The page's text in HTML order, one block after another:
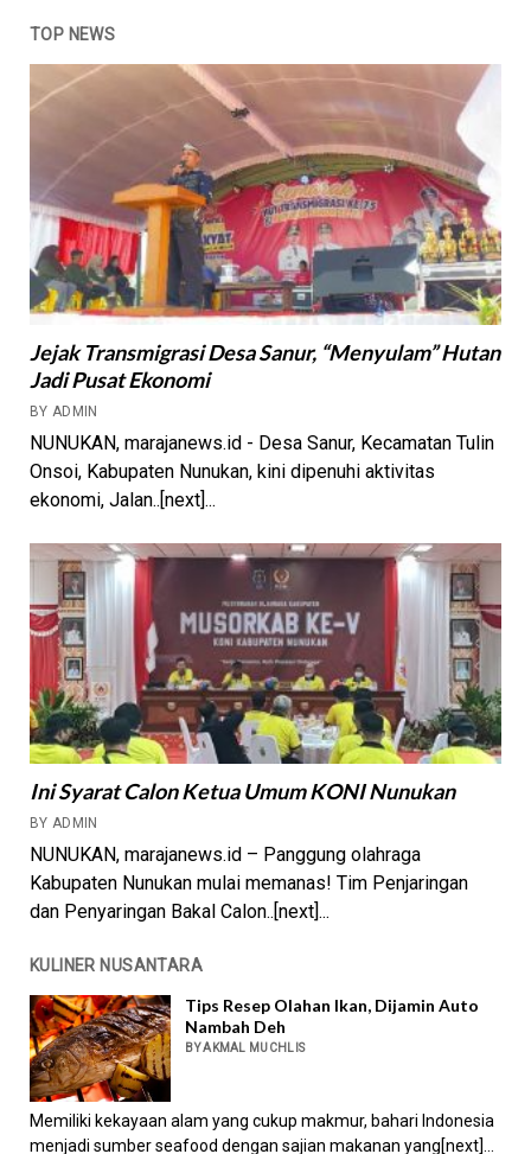
TOP NEWS
Jejak Transmigrasi Desa Sanur, “Menyulam” Hutan
Jadi Pusat Ekonomi
BY ADMIN
NUNUKAN, marajanews.id - Desa Sanur, Kecamatan Tulin
Onsoi, Kabupaten Nunukan, kini dipenuhi aktivitas
ekonomi, Jalan..[next]...
Ini Syarat Calon Ketua Umum KONI Nunukan
BY ADMIN
NUNUKAN, marajanews.id – Panggung olahraga
Kabupaten Nunukan mulai memanas! Tim Penjaringan
dan Penyaringan Bakal Calon..[next]...
KULINER NUSANTARA
Tips Resep Olahan Ikan, Dijamin Auto
Nambah Deh
BY AKMAL MUCHLIS
Memiliki kekayaan alam yang cukup makmur, bahari Indonesia
menjadi sumber seafood dengan sajian makanan yang[next]...